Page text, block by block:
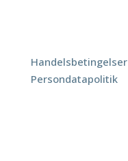
Handelsbetingelser
Persondatapolitik